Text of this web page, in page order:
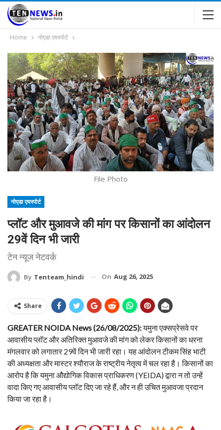
Home नोएडा एयरपोर्ट
File Photo
नोएडा एयरपोर्ट
प्लॉट और मुआवजे की मांग पर किसानों का आंदोलन
29वें दिन भी जारी
टेन न्यूज नेटवर्क
By Tenteam_hindi On Aug 26, 2025
Share
GREATER NOIDA News (26/08/2025):यमुना एक्सप्रेसवे पर
आवासीय प्लॉट और अतिरिक्त मुआवजे की मांग को लेकर किसानों का धरना
मंगलवार को लगातार 29वें दिन भी जारी रहा। यह आंदोलन टीकम सिंह भाटी
की अध्यक्षता और मास्टर श्यौराज के राष्ट्रीय नेतृत्व में चल रहा है। किसानों का
आरोप है कि यमुना औद्योगिक विकास प्राधिकरण (YEIDA) द्वारा न तो उन्हें
वादा किए गए आवासीय प्लॉट दिए जा रहे हैं, और न ही उचित मुआवजा प्रदान
किया जा रहा है।